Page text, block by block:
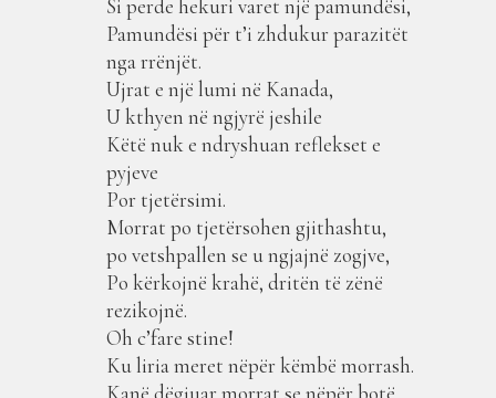
Si perde hekuri varet një pamundësi,
Pamundësi për t’i zhdukur parazitët
nga rrënjët.
Ujrat e një lumi në Kanada,
U kthyen në ngjyrë jeshile
Këtë nuk e ndryshuan reflekset e
pyjeve
Por tjetërsimi.
Morrat po tjetërsohen gjithashtu,
po vetshpallen se u ngjajnë zogjve,
Po kërkojnë krahë, dritën të zënë
rezikojnë.
Oh c’fare stine!
Ku liria meret nëpër këmbë morrash.